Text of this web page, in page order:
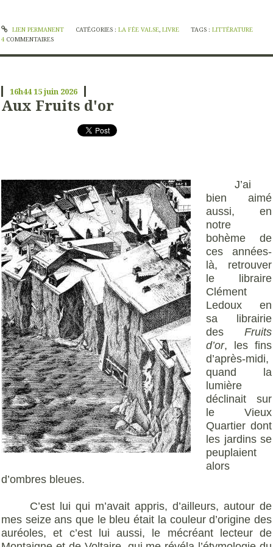
LIEN PERMANENT CATÉGORIES : LA FÉE VALSE, LIVRE TAGS :LITTÉRATURE
4 COMMENTAIRES
16h4415juin 2026
Aux Fruits d'or
J’ai
bien aimé
aussi, en
notre
bohème de
ces années-
là, retrouver
le libraire
Clément
Ledoux en
sa librairie
des Fruits
d’or, les fins
d’après-midi,
quand la
lumière
déclinait sur
le Vieux
Quartier dont
les jardins se
peuplaient
alors
d’ombres bleues.
C’est lui qui m’avait appris, d’ailleurs, autour de
mes seize ans que le bleu était la couleur d’origine des
auréoles, et c’est lui aussi, le mécréant lecteur de